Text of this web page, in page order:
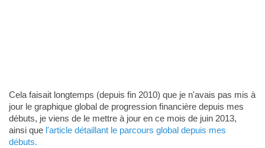
Cela faisait longtemps (depuis fin 2010) que je n'avais pas mis à
jour le graphique global de progression financière depuis mes
débuts, je viens de le mettre à jour en ce mois de juin 2013,
ainsi que l'article détaillant le parcours global depuis mes
débuts.